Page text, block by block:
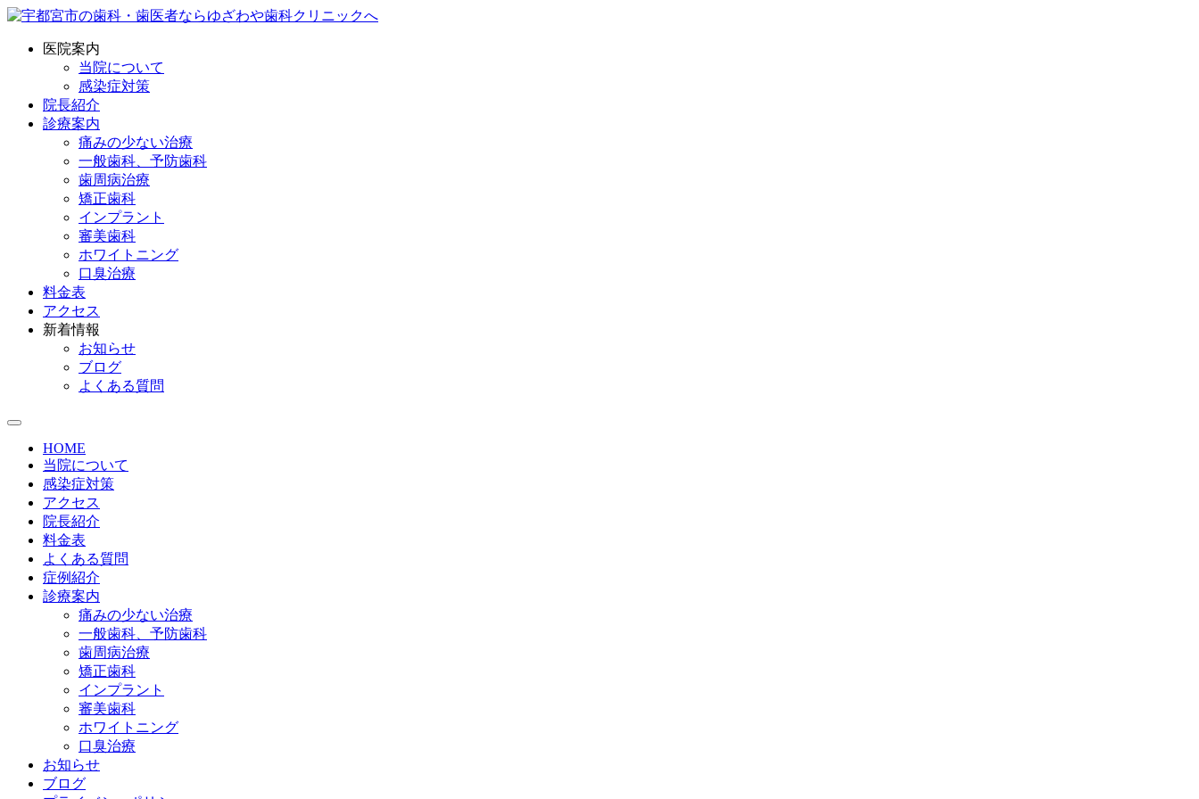
医院案内
当院について
感染症対策
院長紹介
診療案内
痛みの少ない治療
一般歯科、予防歯科
歯周病治療
矯正歯科
インプラント
審美歯科
ホワイトニング
口臭治療
料金表
アクセス
新着情報
お知らせ
ブログ
よくある質問
HOME
当院について
感染症対策
アクセス
院長紹介
料金表
よくある質問
症例紹介
診療案内
痛みの少ない治療
一般歯科、予防歯科
歯周病治療
矯正歯科
インプラント
審美歯科
ホワイトニング
口臭治療
お知らせ
ブログ